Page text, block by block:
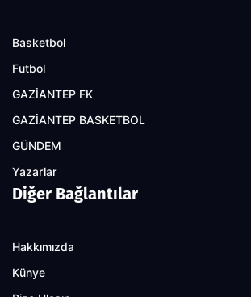
Basketbol
Futbol
GAZİANTEP FK
GAZİANTEP BASKETBOL
GÜNDEM
Yazarlar
Diğer Bağlantılar
Hakkımızda
Künye